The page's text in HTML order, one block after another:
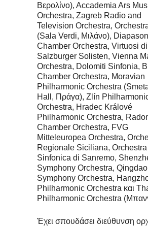
Βερολίνο), Accademia Ars
Orchestra, Zagreb Radio and
Television Orchestra,
(Sala Verdi, Μιλάνο), Diapason
Chamber Orchestra, Virtuosi
Salzburger Solisten, Vienna
Orchestra, Dolomiti Sinfonia,
Chamber Orchestra, Moravian
Philharmonic Orchestra
Hall, Πράγα), Zlín
Orchestra, Hradec Králové
Philharmonic Orchestra,
Chamber Orchestra, FVG
Mitteleuropea Orchestra,
Regionale Siciliana, Orchestra
Sinfonica di Sanremo,
Symphony Orchestra, Qingdao
Symphony Orchestra,
Philharmonic Orchestra και
Philharmonic Orchestra
Έχει σπουδάσει διεύθυνση